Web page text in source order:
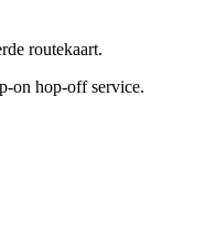
routekaart.
on hop-off service.